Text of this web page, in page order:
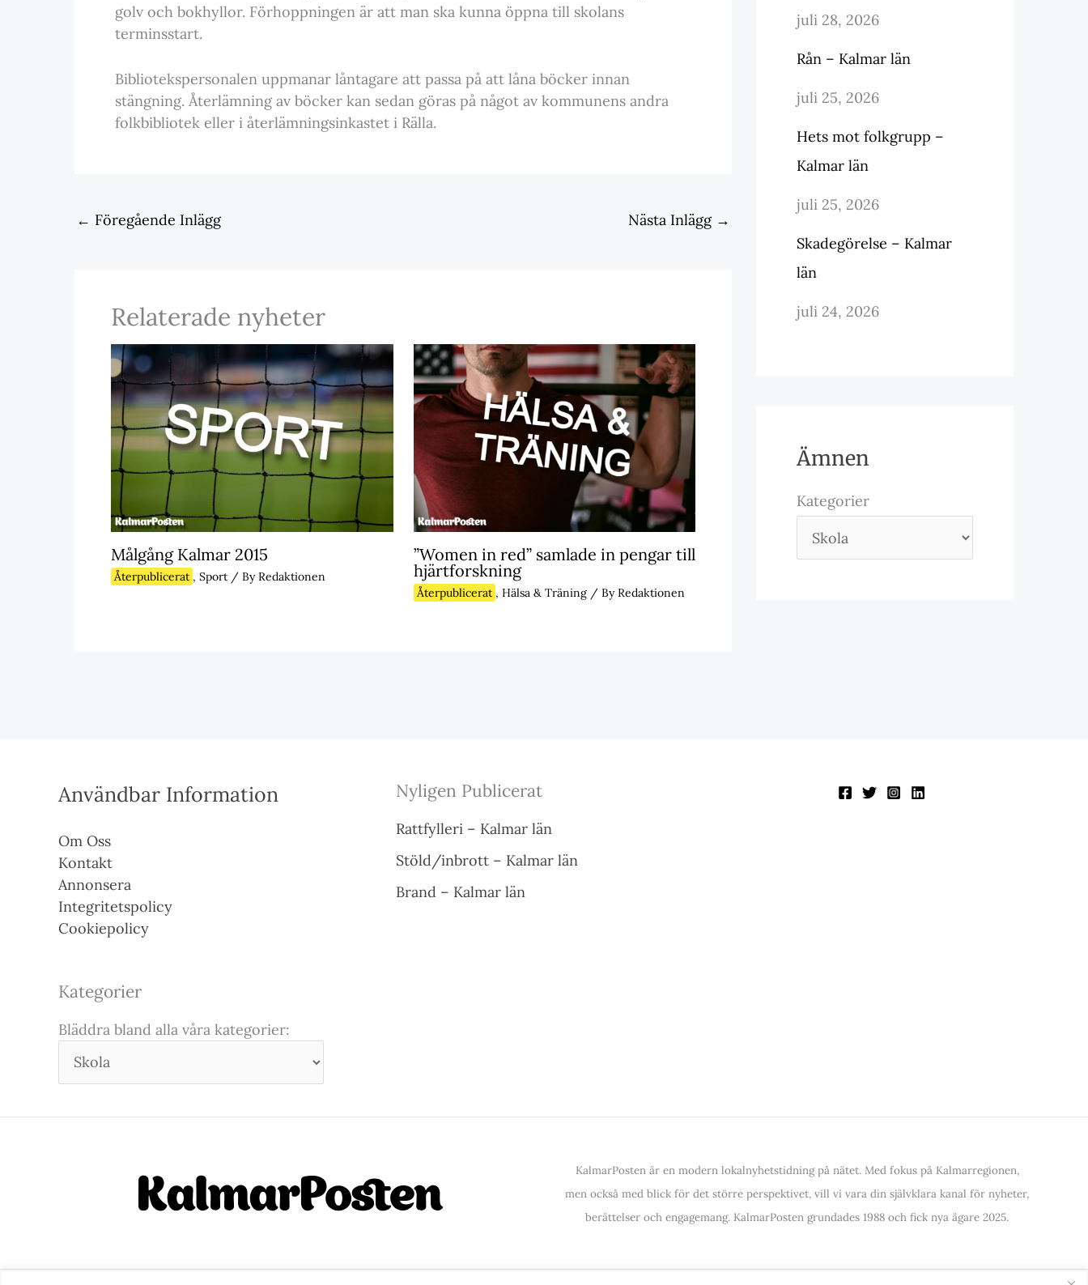
golv och bokhyllor. Förhoppningen är att man ska kunna öppna till skolans
terminsstart.
Bibliotekspersonalen uppmanar låntagare att passa på att låna böcker innan
stängning. Återlämning av böcker kan sedan göras på något av kommunens andra
folkbibliotek eller i återlämningsinkastet i Rälla.
← Föregående Inlägg Nästa Inlägg →
Relaterade nyheter
Målgång Kalmar 2015
Återpublicerat , Sport / ByRedaktionen
”Women in red” samlade in pengar till
hjärtforskning
Återpublicerat , Hälsa & Träning/ ByRedaktionen
juli 28, 2026
Rån – Kalmar län
juli 25, 2026
Hets mot folkgrupp –
Kalmar län
juli 25, 2026
Skadegörelse – Kalmar
län
juli 24, 2026
Ämnen
Kategorier
Användbar Information
Om Oss
Kontakt
Annonsera
Integritetspolicy
Cookiepolicy
Kategorier
Bläddra bland alla våra kategorier:
Nyligen Publicerat
Rattfylleri – Kalmar län
Stöld/inbrott – Kalmar län
Brand – Kalmar län
KalmarPosten är en modern lokalnyhetstidning på nätet. Med fokus på Kalmarregionen,
men också med blick för det större perspektivet, vill vi vara din självklara kanal för nyheter,
berättelser och engagemang. KalmarPosten grundades 1988 och fick nya ägare 2025.